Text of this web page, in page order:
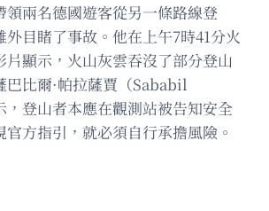
領兩名德國遊客從另一條路線登
外目睹了事故。他在上午7時41分火
片顯示，火山灰雲吞沒了部分登山
巴比爾·帕拉薩賈（Sababil
，登山者本應在觀測站被告知安全
方指引，就必須自行承擔風險。